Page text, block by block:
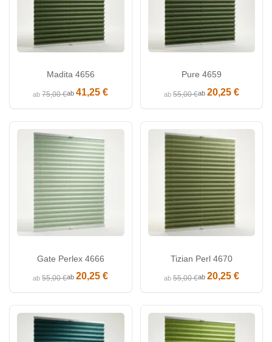
Madita 4656
ab75,00 €ab41,25 €
Pure 4659
ab55,00 €ab 20,25 €
Gate Perlex 4666
ab55,00 €ab20,25 €
Tizian Perl 4670
ab55,00 €ab 20,25 €